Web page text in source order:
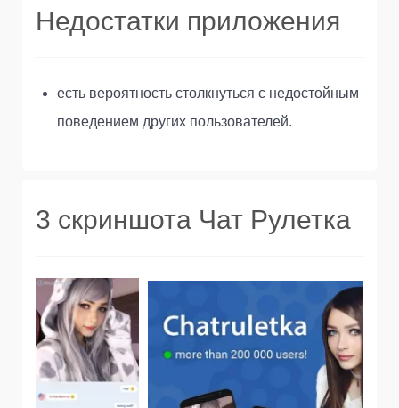
Недостатки приложения
есть вероятность столкнуться с недостойным
поведением других пользователей.
3 скриншота Чат Рулетка